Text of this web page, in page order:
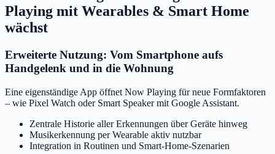
Playing mit Wearables & Smart Home
wächst
Erweiterte Nutzung: Vom Smartphone aufs
Handgelenk und in die Wohnung
Eine eigenständige App öffnet Now Playing für neue Formfaktoren
– wie Pixel Watch oder Smart Speaker mit Google Assistant.
Zentrale Historie aller Erkennungen über Geräte hinweg
Musikerkennung per Wearable aktiv nutzbar
Integration in Routinen und Smart-Home-Szenarien